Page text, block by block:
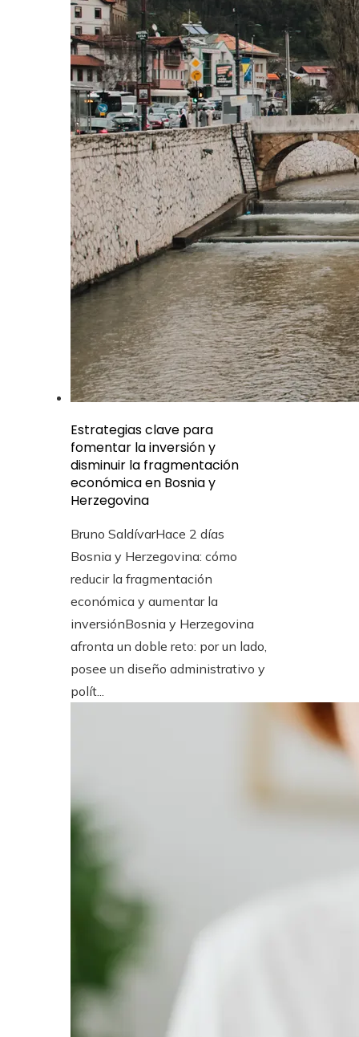
Estrategias clave para
fomentar la inversión y
disminuir la fragmentación
económica en Bosnia y
Herzegovina
Bruno SaldívarHace 2 días
Bosnia y Herzegovina: cómo
reducir la fragmentación
económica y aumentar la
inversiónBosnia y Herzegovina
afronta un doble reto: por un lado,
posee un diseño administrativo y
polít...